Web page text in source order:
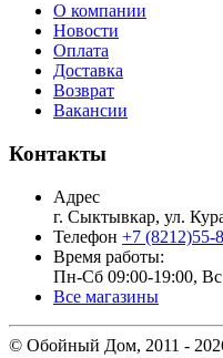
О компании
Новости
Оплата
Доставка
Возврат
Вакансии
Контакты
Адрес
г. Сыктывкар, ул.
Телефон +7 (8212)55-
Время работы:
Пн-Сб 09:00-19:00, Вс
Все магазины
© Обойный Дом, 2011 -